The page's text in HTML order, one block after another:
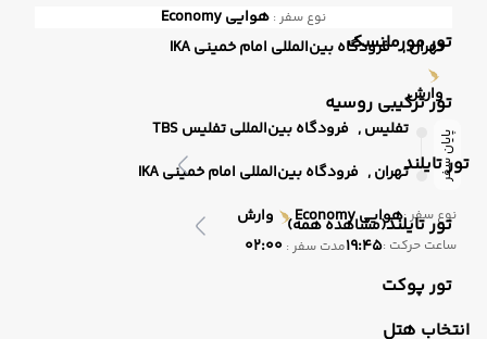
تور مورمانسک
تور ترکیبی روسیه
تور تایلند
تور تایلند(مشاهده همه)
تور پوکت
نوع سفر : هوایی
تهران , فرودگاه بین‌المللی امام خمینی IKA
وارش
پایان سفر تفلیس , فرودگاه بین‌المللی تفلیس TBS
تهران , فرودگاه بین‌المللی امام خمینی IKA
نوع سفر :هواییEconomy وارش
ساعت حرکت :19:45مدت سفر : 02:00
انتخاب هتل